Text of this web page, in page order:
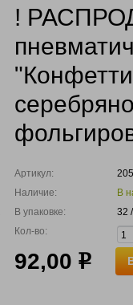
!
Артикул:
Наличие:
В
В упаковке:
32
Кол-во:
92,00 р